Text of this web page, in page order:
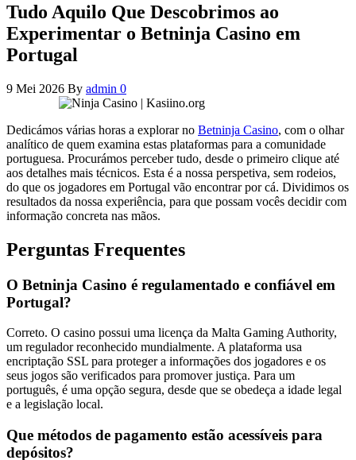
Tudo Aquilo Que Descobrimos ao
Experimentar o Betninja Casino em
Portugal
9 Mei 2026 By admin 0
Dedicámos várias horas a explorar no Betninja Casino, com o olhar
analítico de quem examina estas plataformas para a comunidade
portuguesa. Procurámos perceber tudo, desde o primeiro clique até
aos detalhes mais técnicos. Esta é a nossa perspetiva, sem rodeios,
do que os jogadores em Portugal vão encontrar por cá. Dividimos os
resultados da nossa experiência, para que possam vocês decidir com
informação concreta nas mãos.
Perguntas Frequentes
O Betninja Casino é regulamentado e confiável em
Portugal?
Correto. O casino possui uma licença da Malta Gaming Authority,
um regulador reconhecido mundialmente. A plataforma usa
encriptação SSL para proteger a informações dos jogadores e os
seus jogos são verificados para promover justiça. Para um
português, é uma opção segura, desde que se obedeça a idade legal
e a legislação local.
Que métodos de pagamento estão acessíveis para
depósitos?